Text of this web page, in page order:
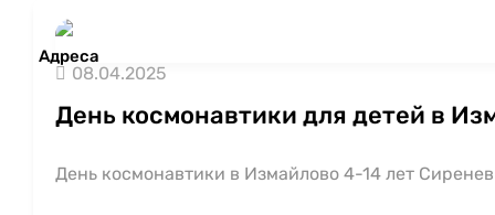
Адреса
08.04.2025
День космонавтики для детей в
День космонавтики в Измайлово 4-14 лет